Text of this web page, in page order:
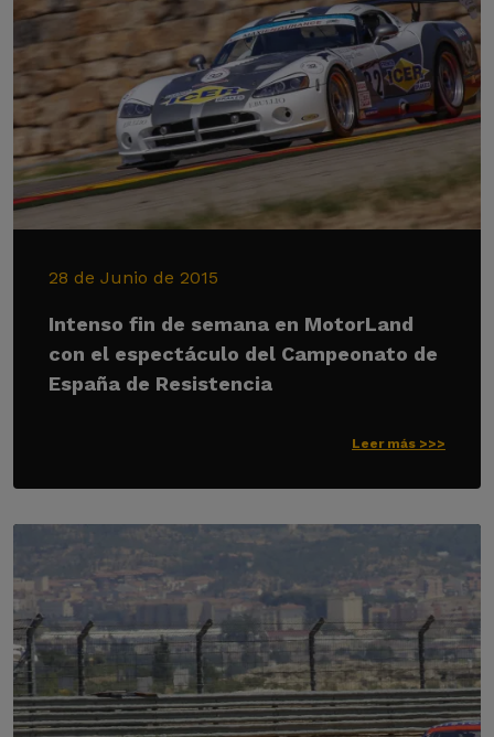
28 de Junio de 2015
Intenso fin de semana en MotorLand
con el espectáculo del Campeonato de
España de Resistencia
Leer más >>>